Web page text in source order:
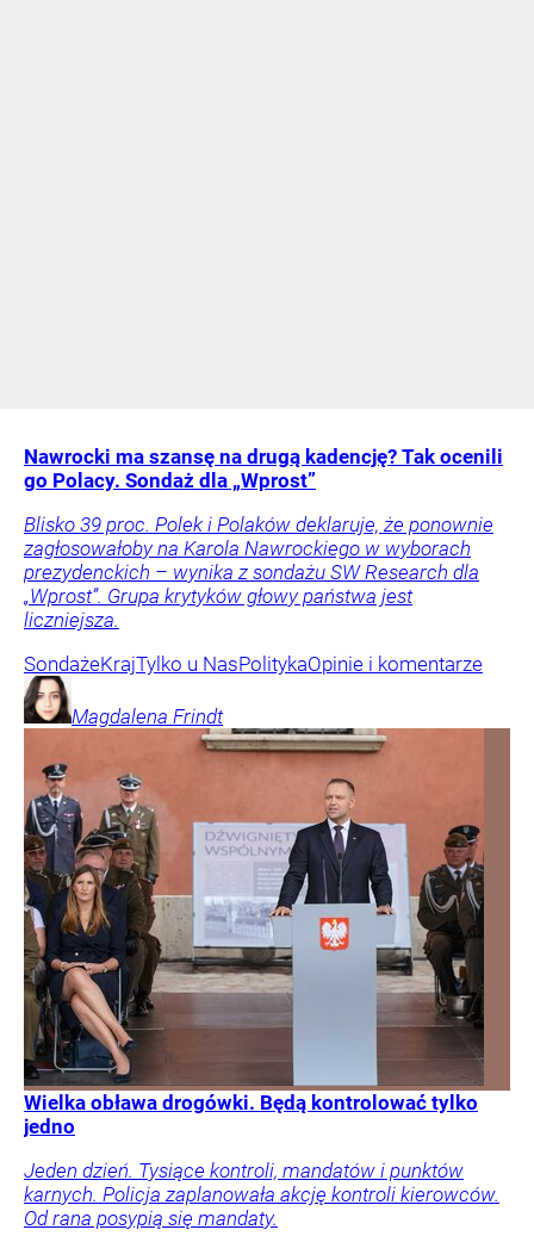
Nawrocki ma szansę na drugą kadencję? Tak ocenili
go Polacy. Sondaż dla „Wprost”
Blisko 39 proc. Polek i Polaków deklaruje, że ponownie
zagłosowałoby na Karola Nawrockiego w wyborach
prezydenckich – wynika z sondażu SW Research dla
„Wprost”. Grupa krytyków głowy państwa jest
liczniejsza.
SondażeKrajTylko u NasPolitykaOpinie i komentarze
Magdalena Frindt
Wielka obława drogówki. Będą kontrolować tylko
jedno
Jeden dzień. Tysiące kontroli, mandatów i punktów
karnych. Policja zaplanowała akcję kontroli kierowców.
Od rana posypią się mandaty.